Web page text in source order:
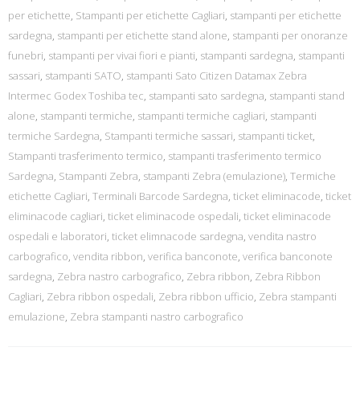
per etichette, Stampanti per etichette Cagliari, stampanti per etichette
sardegna, stampanti per etichette stand alone, stampanti per onoranze
funebri, stampanti per vivai fiori e pianti, stampanti sardegna, stampanti
sassari, stampanti SATO, stampanti Sato Citizen Datamax Zebra
Intermec Godex Toshiba tec, stampanti sato sardegna, stampanti stand
alone, stampanti termiche, stampanti termiche cagliari, stampanti
termiche Sardegna, Stampanti termiche sassari, stampanti ticket,
Stampanti trasferimento termico, stampanti trasferimento termico
Sardegna, Stampanti Zebra, stampanti Zebra (emulazione), Termiche
etichette Cagliari, Terminali Barcode Sardegna, ticket eliminacode, ticket
eliminacode cagliari, ticket eliminacode ospedali, ticket eliminacode
ospedali e laboratori, ticket elimnacode sardegna, vendita nastro
carbografico, vendita ribbon, verifica banconote, verifica banconote
sardegna, Zebra nastro carbografico, Zebra ribbon, Zebra Ribbon
Cagliari, Zebra ribbon ospedali, Zebra ribbon ufficio, Zebra stampanti
emulazione, Zebra stampanti nastro carbografico